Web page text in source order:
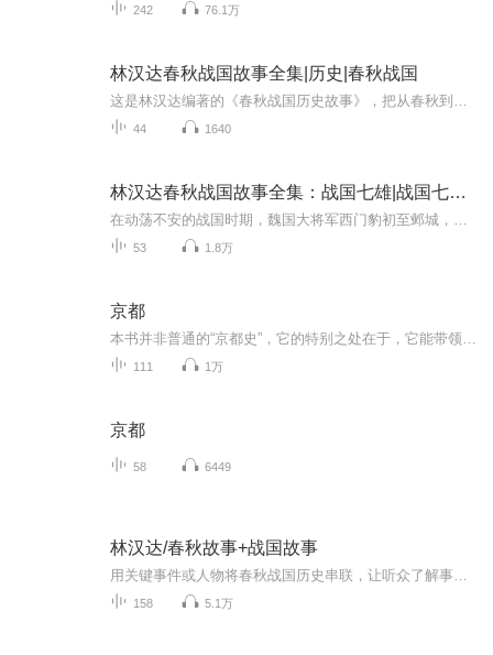
242 76.1万
林汉达春秋战国故事全集|历史|春秋战国
44 1640
林汉达春秋战国故事全集：战国七雄|战国七雄|林汉达|春秋战国|肖红老师演播|AI制作
53 1.8万
京都
111 1万
京都
58 6449
林汉达/春秋故事+战国故事
158 5.1万